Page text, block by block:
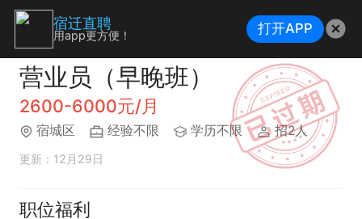
营业员（早晚班）
2600-6000元/月
宿城区 经验不限 学历不限 招2人
更新：12月29日
职位福利
宿迁直聘
用app更方便！ 打开APP